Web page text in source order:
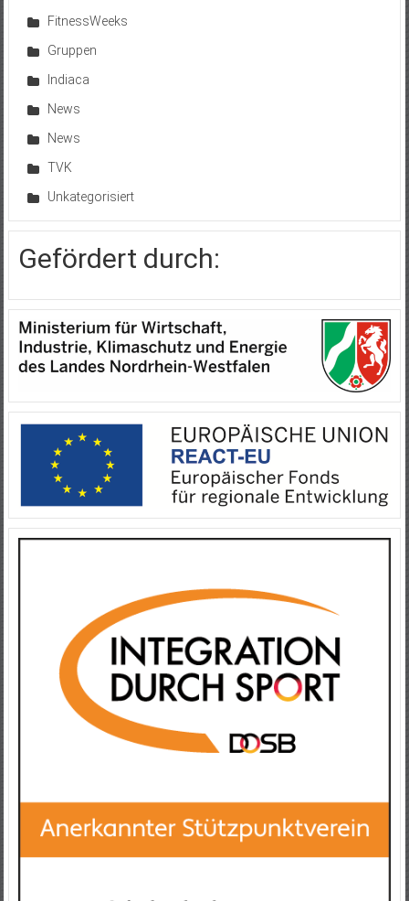
FitnessWeeks
Gruppen
Indiaca
News
News
TVK
Unkategorisiert
Gefördert durch: